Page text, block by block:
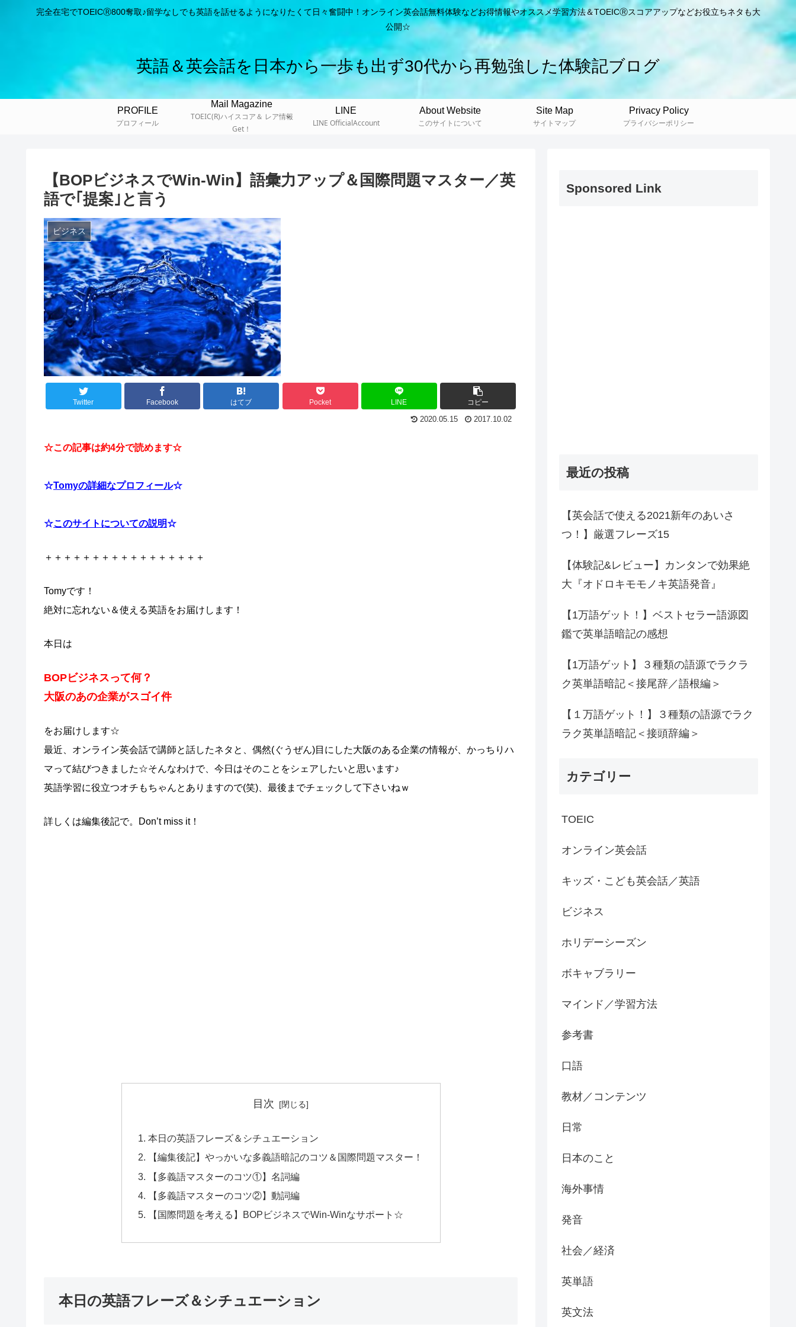
完全在宅でTOEICⓇ800奪取♪留学なしでも英語を話せるようになりたくて日々奮闘中！オンライン英会話無料体験などお得情報やオススメ学習方法＆TOEICⓇスコアアップなどお役立ちネタも大
公開☆
英語＆英会話を日本から一歩も出ず30代から再勉強した体験記ブログ
PROFILE
プロフィール
Mail Magazine
TOEIC(R)ハイスコア＆ レア情報
Get！
LINE
LINE OfficialAccount
About Website
このサイトについて
Site Map
サイトマップ
Privacy Policy
プライバシーポリシー
【BOPビジネスでWin-Win】語彙力アップ＆国際問題マスター／英
語で｢提案｣と言う
ビジネス
Twitter Facebook はてブ Pocket LINE コピー
2020.05.15 2017.10.02
☆この記事は約4分で読めます☆
☆Tomyの詳細なプロフィール☆
☆このサイトについての説明☆
＋＋＋＋＋＋＋＋＋＋＋＋＋＋＋＋＋
Tomyです！
絶対に忘れない＆使える英語をお届けします！
本日は
BOPビジネスって何？
大阪のあの企業がスゴイ件
をお届けします☆
最近、オンライン英会話で講師と話したネタと、偶然(ぐうぜん)目にした大阪のある企業の情報が、かっちりハ
マって結びつきました☆そんなわけで、今日はそのことをシェアしたいと思います♪
英語学習に役立つオチもちゃんとありますので(笑)、最後までチェックして下さいねｗ
詳しくは編集後記で。Don’t miss it！
目次
本日の英語フレーズ＆シチュエーション
【編集後記】やっかいな多義語暗記のコツ＆国際問題マスター！
【多義語マスターのコツ①】名詞編
【多義語マスターのコツ②】動詞編
【国際問題を考える】BOPビジネスでWin-Winなサポート☆
本日の英語フレーズ＆シチュエーション
Sponsored Link
最近の投稿
【英会話で使える2021新年のあいさ
つ！】厳選フレーズ15
【体験記&レビュー】カンタンで効果絶
大『オドロキモモノキ英語発音』
【1万語ゲット！】ベストセラー語源図
鑑で英単語暗記の感想
【1万語ゲット】３種類の語源でラクラ
ク英単語暗記＜接尾辞／語根編＞
【１万語ゲット！】３種類の語源でラク
ラク英単語暗記＜接頭辞編＞
カテゴリー
TOEIC
オンライン英会話
キッズ・こども英会話／英語
ビジネス
ホリデーシーズン
ボキャブラリー
マインド／学習方法
参考書
口語
教材／コンテンツ
日常
日本のこと
海外事情
発音
社会／経済
英単語
英文法